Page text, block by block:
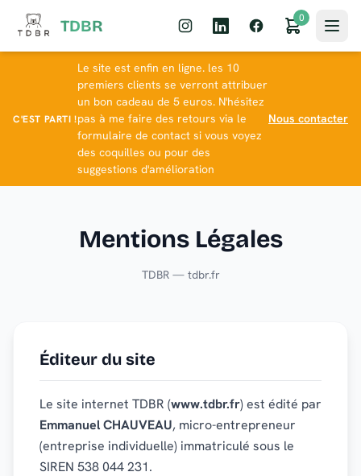
TDBR 0
C'EST PARTI !
Le site est enfin en ligne. les 10
premiers clients se verront attribuer
un bon cadeau de 5 euros. N'hésitez
pas à me faire des retours via le
formulaire de contact si vous voyez
des coquilles ou pour des
suggestions d'amélioration
Nous contacter
Mentions Légales
TDBR — tdbr.fr
Éditeur du site
Le site internet TDBR (www.tdbr.fr) est édité par
Emmanuel CHAUVEAU, micro-entrepreneur
(entreprise individuelle) immatriculé sous le
SIREN 538 044 231.